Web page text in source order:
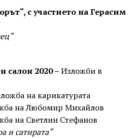
с участието на Герасим
салон 2020 –Изложби в
на карикатурата
на Любомир Михайлов
на Светлин Стефанов
и сатирата“